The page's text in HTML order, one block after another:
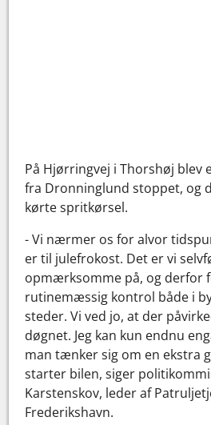
På Hjørringvej i Thorshøj blev
fra Dronninglund stoppet, og
kørte spritkørsel.
- Vi nærmer os for alvor
er til julefrokost. Det er vi
opmærksomme på, og derfor
rutinemæssig kontrol både i
steder. Vi ved jo, at der
døgnet. Jeg kan kun endnu
man tænker sig om en ekstra
starter bilen, siger
Karstenskov, leder af
Frederikshavn.